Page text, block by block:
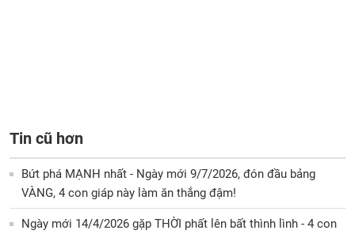
Tin cũ hơn
Bứt phá MẠNH nhất - Ngày mới 9/7/2026, đón đầu bảng
VÀNG, 4 con giáp này làm ăn thắng đậm!
Ngày mới 14/4/2026 gặp THỜI phất lên bất thình lình - 4 con